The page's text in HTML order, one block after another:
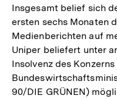
Insgesamt belief sich
ersten sechs Monaten
Medienberichten auf
Uniper beliefert unter
Insolvenz des
90/DIE GRÜNEN)